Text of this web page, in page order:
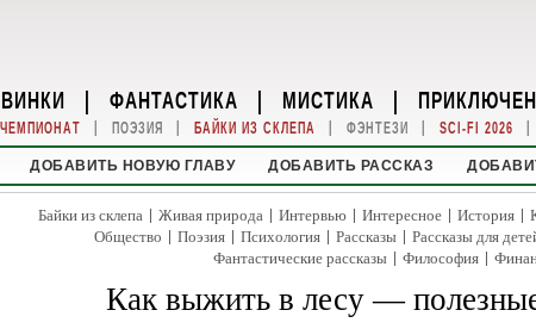
| ФАНТАСТИКА | МИСТИКА |
| ПОЭЗИЯ | БАЙКИ ИЗ СКЛЕПА | ФЭНТЕЗИ | SCI-FI 2026 |
ДОБАВИТЬ НОВУЮ ГЛАВУ ДОБАВИТЬ РАССКАЗ
Байки из склепа | Живая природа | Интервью | Интересное | История |
Общество | Поэзия | Психология | Рассказы | Рассказы для
Фантастические рассказы | Философия |
Как выжить в лесу —